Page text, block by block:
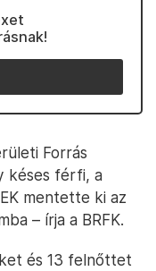
Forrás
késes férfi, a
mentette ki az
– írja a BRFK.
és 13 felnőttet